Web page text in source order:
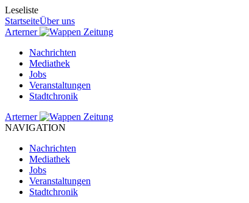
Leseliste
StartseiteÜber uns
Arterner
Zeitung
Nachrichten
Mediathek
Jobs
Veranstaltungen
Stadtchronik
Arterner
Zeitung
NAVIGATION
Nachrichten
Mediathek
Jobs
Veranstaltungen
Stadtchronik